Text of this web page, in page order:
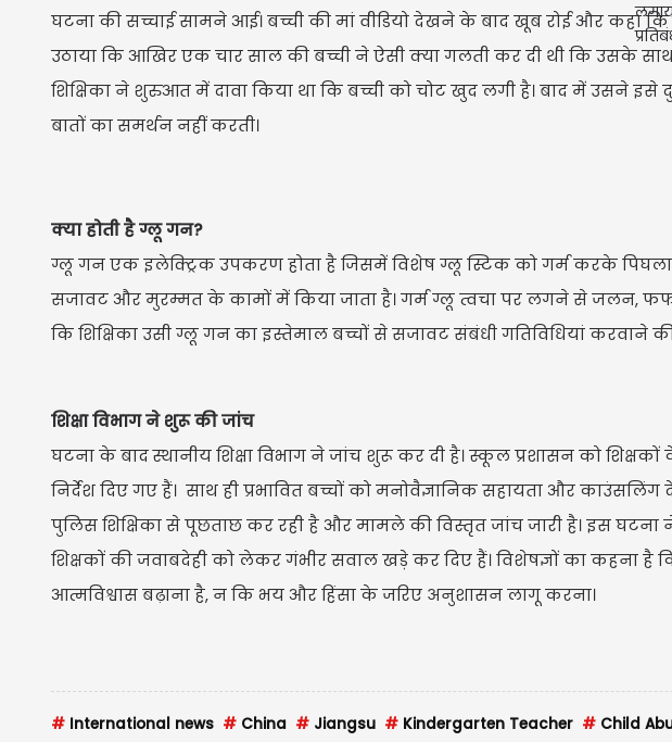
घटना की सच्चाई सामने आई। बच्ची की मां वीडियो देखने के बाद खूब रोई और कहा
उठाया कि आखिर एक चार साल की बच्ची ने ऐसी क्या गलती कर दी थी कि उसके
शिक्षिका ने शुरुआत में दावा किया था कि बच्ची को चोट खुद लगी है। बाद में उसने इसे
बातों का समर्थन नहीं करती।
क्या होती है ग्लू गन?
ग्लू गन एक इलेक्ट्रिक उपकरण होता है जिसमें विशेष ग्लू स्टिक को गर्म करके
सजावट और मुरम्मत के कामों में किया जाता है। गर्म ग्लू त्वचा पर लगने से जलन,
कि शिक्षिका उसी ग्लू गन का इस्तेमाल बच्चों से सजावट संबंधी गतिविधियां करवाने
शिक्षा विभाग ने शुरू की जांच
घटना के बाद स्थानीय शिक्षा विभाग ने जांच शुरू कर दी है। स्कूल प्रशासन को
निर्देश दिए गए हैं। साथ ही प्रभावित बच्चों को मनोवैज्ञानिक सहायता और
पुलिस शिक्षिका से पूछताछ कर रही है और मामले की विस्तृत जांच जारी है। इस
शिक्षकों की जवाबदेही को लेकर गंभीर सवाल खड़े कर दिए हैं। विशेषज्ञों का कहना है
आत्मविश्वास बढ़ाना है, न कि भय और हिंसा के जरिए अनुशासन लागू करना।
# International news # China # Jiangsu # Kindergarten Teacher # Child